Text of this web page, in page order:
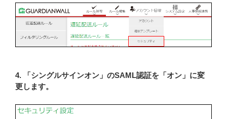
4. 「シングルサインオン」のSAML認証を「オン」に変
更します。